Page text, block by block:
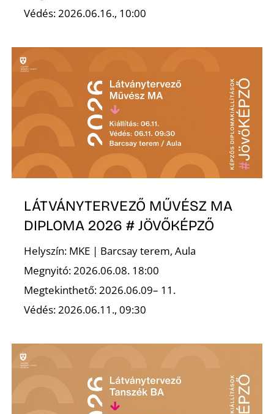
Védés: 2026.06.16., 10:00
LÁTVÁNYTERVEZŐ MŰVÉSZ MA
DIPLOMA 2026 # JÖVŐKÉPZŐ
Helyszín: MKE | Barcsay terem, Aula
Megnyitó: 2026.06.08. 18:00
Megtekinthető: 2026.06.09– 11.
Védés: 2026.06.11., 09:30